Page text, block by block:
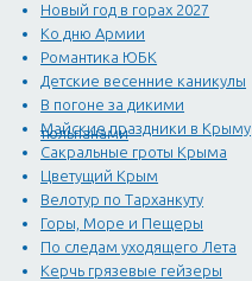
Новый год в горах 2027
Ко дню Армии
Романтика ЮБК
Детские весенние каникулы
В погоне за дикими
тюльпанами
Майские праздники в Крыму
Сакральные гроты Крыма
Цветущий Крым
Велотур по Тарханкуту
Горы, Море и Пещеры
По следам уходящего Лета
Керчь грязевые гейзеры